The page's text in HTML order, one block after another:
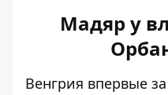
Мадяр у
Венгрия впервые